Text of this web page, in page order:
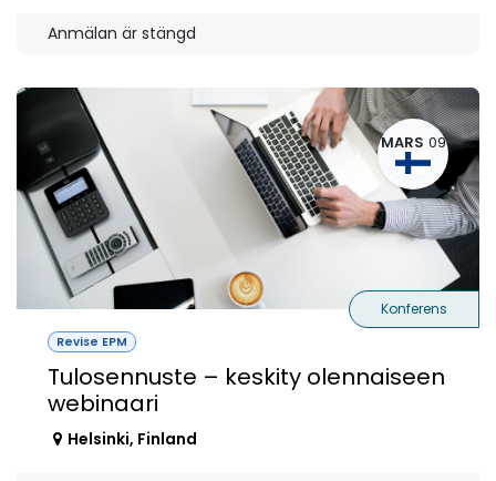
Anmälan är stängd
MARS 09
Revise EPM
Tulosennuste – keskity olennaiseen
webinaari
Konferens
Helsinki, Finland